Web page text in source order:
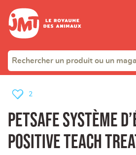
PetSafe système
positive teach
2